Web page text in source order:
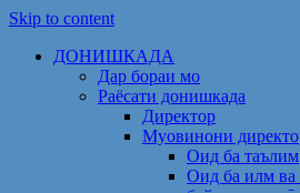
Skip to content
ДОНИШКАДА
Дар бораи мо
Раёсати донишкада
Директор
Муовинони
Оид ба таълим
Оид ба илм ва